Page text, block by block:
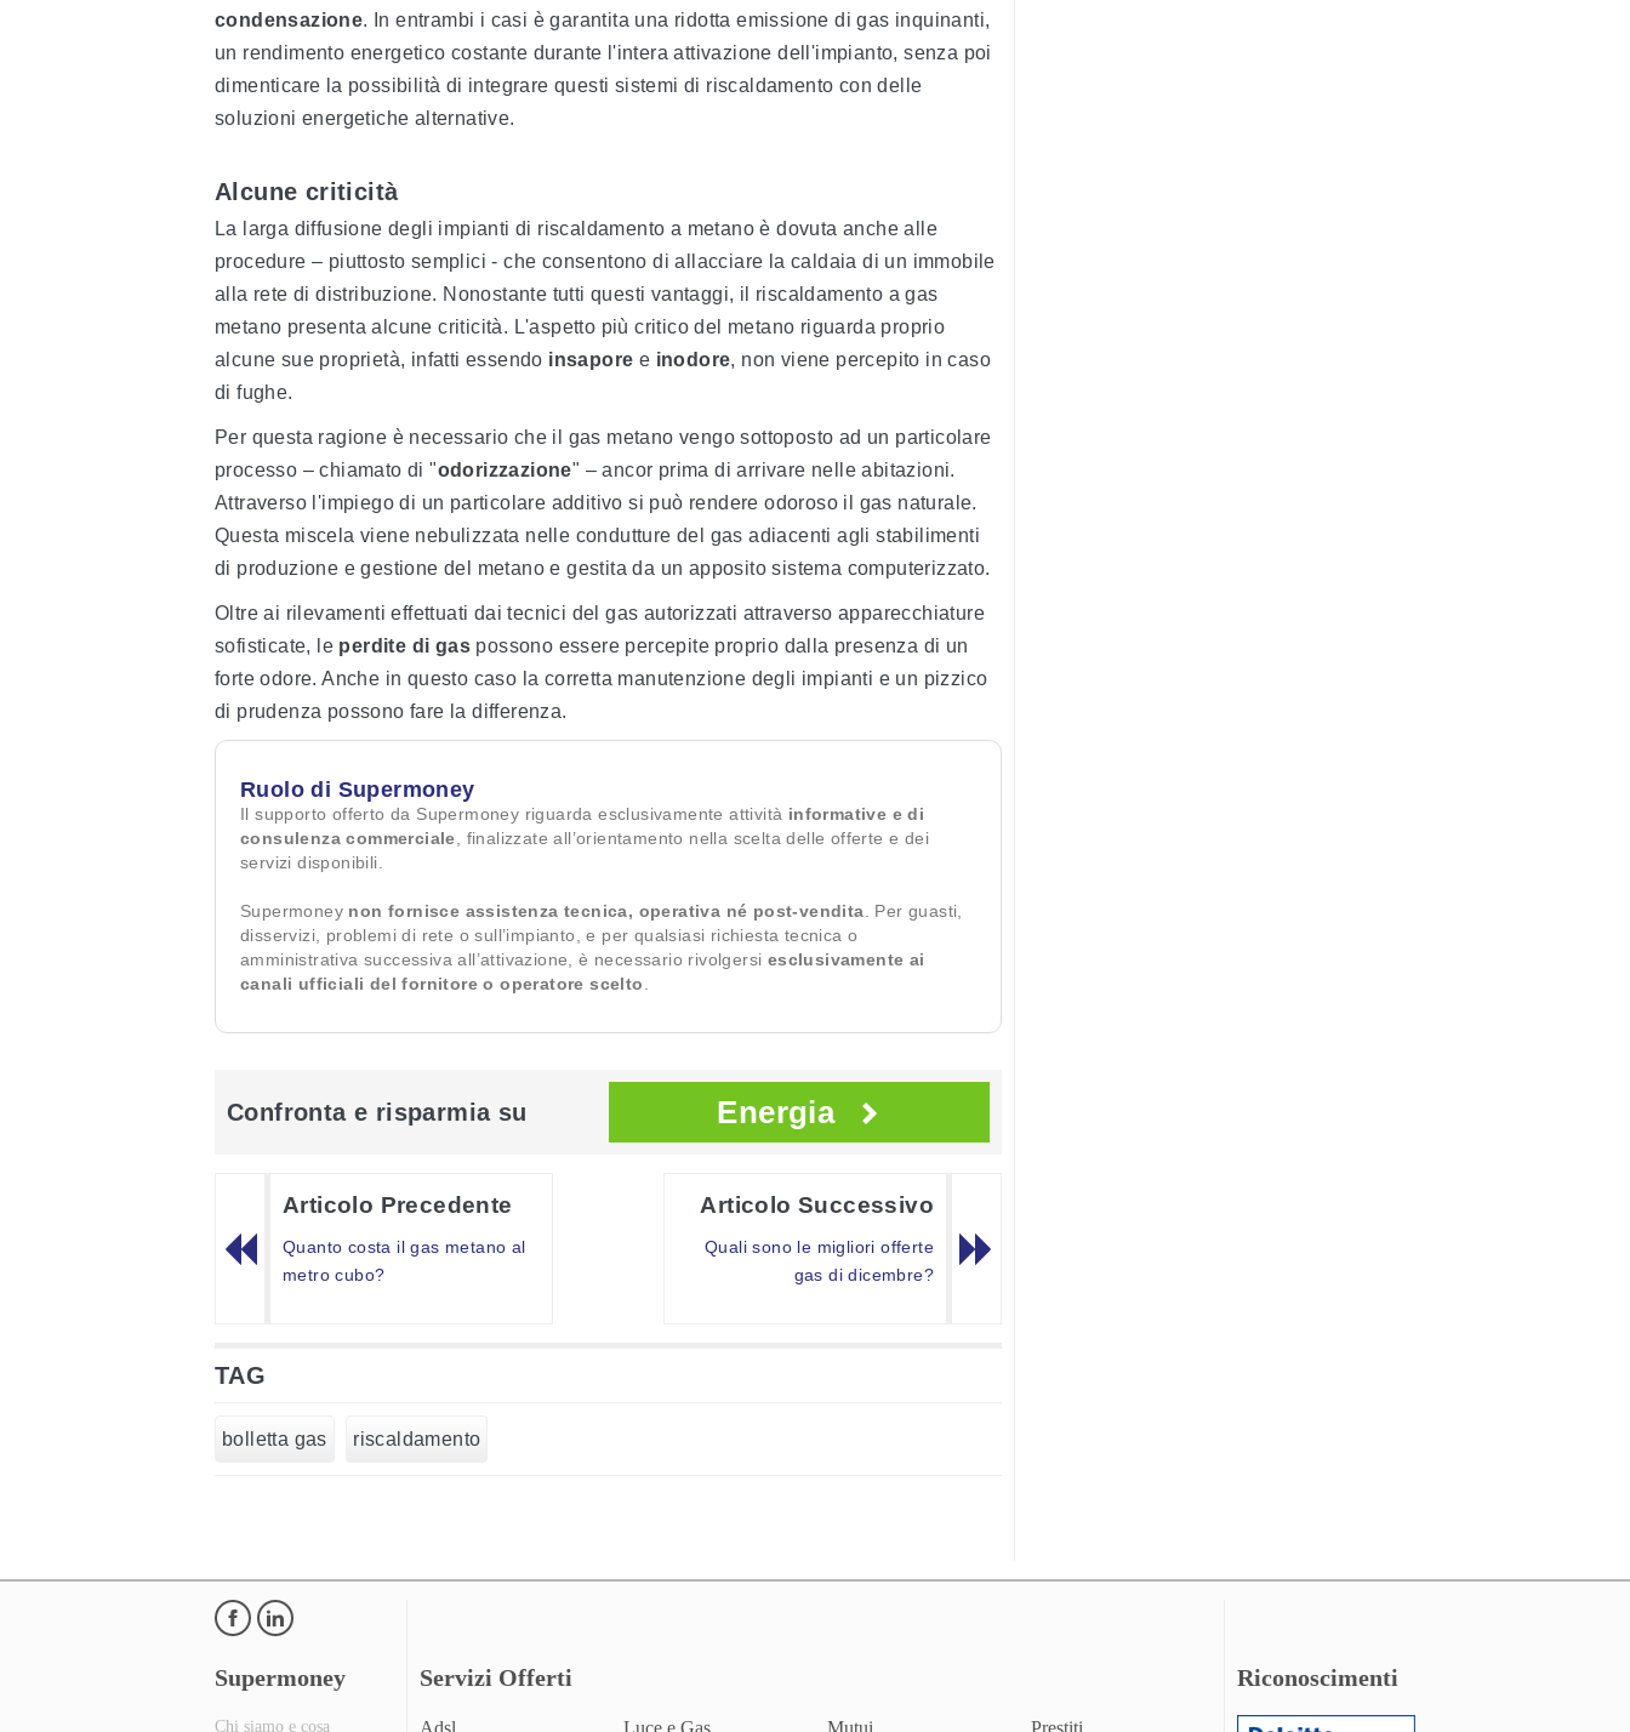
condensazione. In entrambi i casi è garantita una ridotta emissione di gas inquinanti,
un rendimento energetico costante durante l'intera attivazione dell'impianto, senza poi
dimenticare la possibilità di integrare questi sistemi di riscaldamento con delle
soluzioni energetiche alternative.
Alcune criticità
La larga diffusione degli impianti di riscaldamento a metano è dovuta anche alle
procedure – piuttosto semplici - che consentono di allacciare la caldaia di un immobile
alla rete di distribuzione. Nonostante tutti questi vantaggi, il riscaldamento a gas
metano presenta alcune criticità. L'aspetto più critico del metano riguarda proprio
alcune sue proprietà, infatti essendo insapore e inodore, non viene percepito in caso
di fughe.
Per questa ragione è necessario che il gas metano vengo sottoposto ad un particolare
processo – chiamato di "odorizzazione" – ancor prima di arrivare nelle abitazioni.
Attraverso l'impiego di un particolare additivo si può rendere odoroso il gas naturale.
Questa miscela viene nebulizzata nelle condutture del gas adiacenti agli stabilimenti
di produzione e gestione del metano e gestita da un apposito sistema computerizzato.
Oltre ai rilevamenti effettuati dai tecnici del gas autorizzati attraverso apparecchiature
sofisticate, le perdite di gas possono essere percepite proprio dalla presenza di un
forte odore. Anche in questo caso la corretta manutenzione degli impianti e un pizzico
di prudenza possono fare la differenza.
Ruolo di Supermoney
Il supporto offerto da Supermoney riguarda esclusivamente attività informative e di
consulenza commerciale , finalizzate all’orientamento nella scelta delle offerte e dei
servizi disponibili.
Supermoney non fornisce assistenza tecnica, operativa né post-vendita . Per guasti,
disservizi, problemi di rete o sull’impianto, e per qualsiasi richiesta tecnica o
amministrativa successiva all’attivazione, è necessario rivolgersi esclusivamente ai
canali ufficiali del fornitore o operatore scelto
Confronta e risparmia su Energia
Articolo Precedente
Quanto costa il gas metano al
metro cubo?
Articolo Successivo
Quali sono le migliori offerte
gas di dicembre?
TAG
bolletta gas riscaldamento
Supermoney
Chi siamo e cosa
Servizi Offerti Riconoscimenti